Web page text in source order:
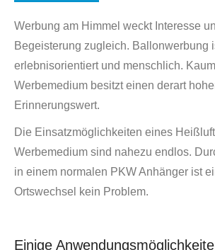
Werbung am Himmel weckt Interesse
Begeisterung zugleich. Ballonwerbung
erlebnisorientiert und menschlich.
Werbemedium besitzt einen derart
Erinnerungswert.
Die Einsatzmöglichkeiten eines
Werbemedium sind nahezu endlos.
in einem normalen PKW Anhänger ist
Ortswechsel kein Problem.
Einige